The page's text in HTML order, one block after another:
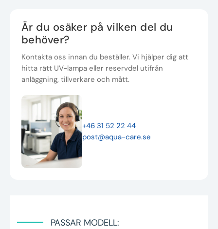
Är du osäker på vilken del du
behöver?
Kontakta oss innan du beställer. Vi hjälper dig att
hitta rätt UV-lampa eller reservdel utifrån
anläggning, tillverkare och mått.
+46 31 52 22 44
post@aqua-care.se
PASSAR MODELL: